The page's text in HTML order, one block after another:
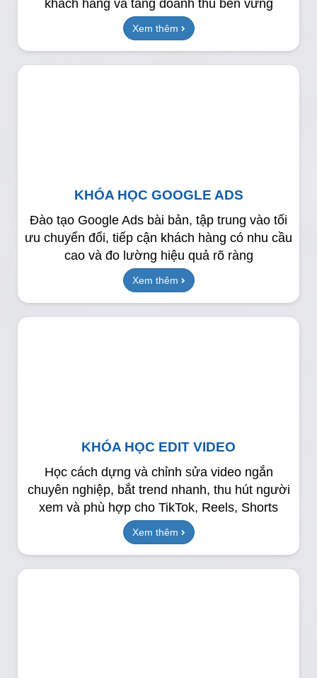
khách hàng và tăng doanh thu bền vững
Xem thêm
KHÓA HỌC GOOGLE ADS
Đào tạo Google Ads bài bản, tập trung vào tối
ưu chuyển đổi, tiếp cận khách hàng có nhu cầu
cao và đo lường hiệu quả rõ ràng
Xem thêm
KHÓA HỌC EDIT VIDEO
Học cách dựng và chỉnh sửa video ngắn
chuyên nghiệp, bắt trend nhanh, thu hút người
xem và phù hợp cho TikTok, Reels, Shorts
Xem thêm